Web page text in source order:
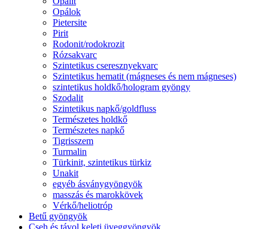
Opálok
Pietersite
Pirit
Rodonit/rodokrozit
Rózsakvarc
Szintetikus cseresznyekvarc
Szintetikus hematit (mágneses és nem mágneses)
szintetikus holdkő/hologram gyöngy
Szodalit
Szintetikus napkő/goldfluss
Természetes holdkő
Természetes napkő
Tigrisszem
Turmalin
Türkinit, szintetikus türkiz
Unakit
egyéb ásványgyöngyök
masszás és marokkövek
Vérkő/heliotróp
Betű gyöngyök